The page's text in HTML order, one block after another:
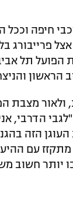
חיפה וככל
תארח את
הראשון
מצבת
הדרבי,
העוגן הזה
מתקזז עם
יותר חשוב